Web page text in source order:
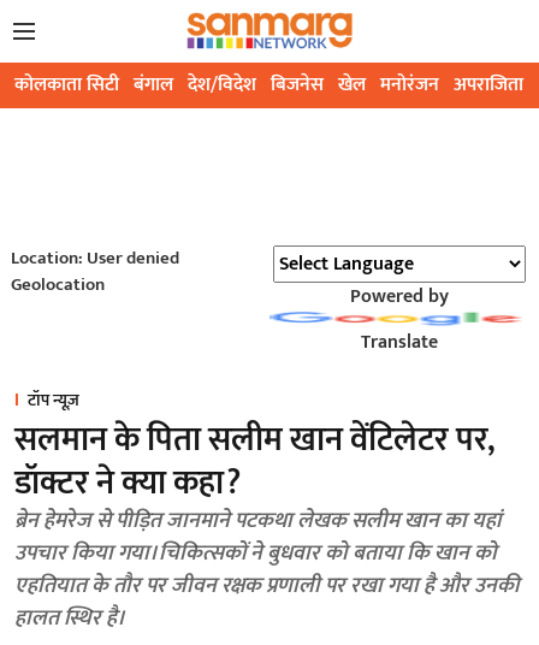
कोलकाता सिटी बंगाल देश/विदेश बिजनेस खेल मनोरंजन अपराजिता
Location: User denied
Geolocation
Powered by
Translate
टॉप न्यूज़
सलमान के पिता सलीम खान वेंटिलेटर पर,
डॉक्टर ने क्या कहा?
ब्रेन हेमरेज से पीड़ित जानमाने पटकथा लेखक सलीम खान का यहां
उपचार किया गया। चिकित्सकों ने बुधवार को बताया कि खान को
एहतियात के तौर पर जीवन रक्षक प्रणाली पर रखा गया है और उनकी
हालत स्थिर है।